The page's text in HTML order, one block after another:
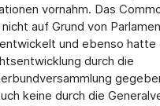
vornahm. Das
nicht auf Grund von
und ebenso hatte
durch die
keine durch die